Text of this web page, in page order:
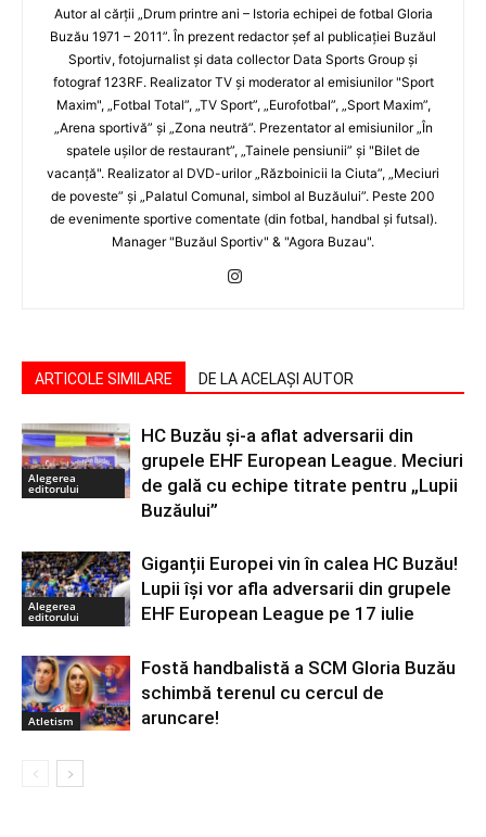
Autor al cărţii „Drum printre ani – Istoria echipei de fotbal Gloria
Buzău 1971 – 2011”. În prezent redactor şef al publicaţiei Buzăul
Sportiv, fotojurnalist şi data collector Data Sports Group şi
fotograf 123RF. Realizator TV şi moderator al emisiunilor "Sport
Maxim", „Fotbal Total”, „TV Sport”, „Eurofotbal”, „Sport Maxim”,
„Arena sportivă” şi „Zona neutră”. Prezentator al emisiunilor „În
spatele uşilor de restaurant”, „Tainele pensiunii” şi "Bilet de
vacanţă". Realizator al DVD-urilor „Războinicii la Ciuta”, „Meciuri
de poveste” şi „Palatul Comunal, simbol al Buzăului”. Peste 200
de evenimente sportive comentate (din fotbal, handbal şi futsal).
Manager "Buzăul Sportiv" & "Agora Buzau".
ARTICOLE SIMILARE DE LA ACELAȘI AUTOR
Alegerea
editorului
HC Buzău și-a aflat adversarii din
grupele EHF European League. Meciuri
de gală cu echipe titrate pentru „Lupii
Buzăului”
Alegerea
editorului
Giganții Europei vin în calea HC Buzău!
Lupii își vor afla adversarii din grupele
EHF European League pe 17 iulie
Atletism
Fostă handbalistă a SCM Gloria Buzău
schimbă terenul cu cercul de
aruncare!